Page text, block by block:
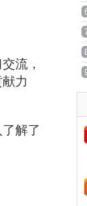
流，
力
解了